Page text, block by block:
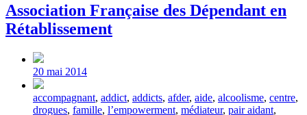
Association Française des Dépendant en
Rétablissement
Post
date
20 mai 2014
Tagged
with
accompagnant, addict, addicts, afder, aide, alcoolisme, centre,
drogues, famille, l’empowerment, médiateur, pair aidant,